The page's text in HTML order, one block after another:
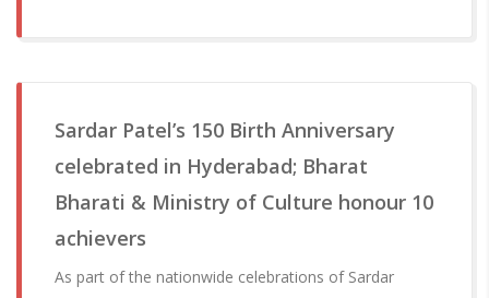
Sardar Patel’s 150 Birth Anniversary
celebrated in Hyderabad; Bharat
Bharati & Ministry of Culture honour 10
achievers
As part of the nationwide celebrations of Sardar